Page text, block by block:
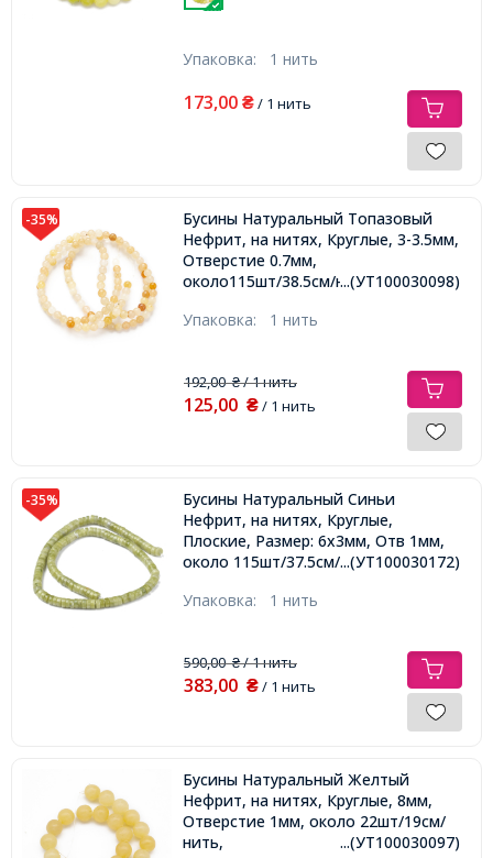
Упаковка: 1 нить
173,00 ₴/ 1 нить
-35%
Бусины Натуральный Топазовый
Нефрит, на нитях, Круглые, 3-3.5мм,
Отверстие 0.7мм,
около115шт/38.5см/нить,...(УТ100030098)
Упаковка: 1 нить
192,00₴/ 1 нить
125,00 ₴/ 1 нить
-35%
Бусины Натуральный Синьи
Нефрит, на нитях, Круглые,
Плоские, Размер: 6х3мм, Отв 1мм,
около 115шт/37.5см/нить,...(УТ100030172)
Упаковка: 1 нить
590,00₴/ 1 нить
383,00 ₴/ 1 нить
Бусины Натуральный Желтый
Нефрит, на нитях, Круглые, 8мм,
Отверстие 1мм, около 22шт/19см/
нить,
...(УТ100030097)